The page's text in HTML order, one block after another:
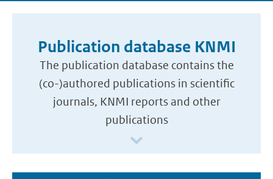
Publication database KNMI
The publication database contains the
(co-)authored publications in scientific
journals, KNMI reports and other
publications